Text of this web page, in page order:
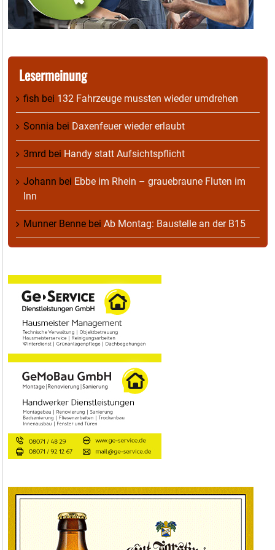
Lesermeinung
fish bei 132 Fahrzeuge mussten wieder umdrehen
Sonnia bei Daxenfeuer wieder erlaubt
3mrd bei Handy statt Aufsichtspflicht
Johann bei Ebbe im Rhein – grauebraune Fluten im
Inn
Munner Benne bei Ab Montag: Baustelle an der B15